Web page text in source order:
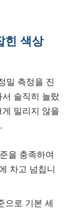
힌 색상
밀 측정을 진
솔직히 놀랐
밀리지 않을
을 충족하여
차고 넘칩니
으로 기본 세